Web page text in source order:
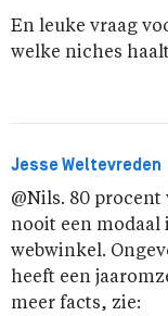
En leuke vraag
welke niches
Jesse Weltevreden
@Nils. 80
nooit een modaal
webwinkel.
heeft een
meer facts, zie: